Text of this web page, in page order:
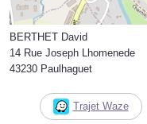
BERTHET David
14 Rue Joseph Lhomenede
43230 Paulhaguet
Trajet Waze